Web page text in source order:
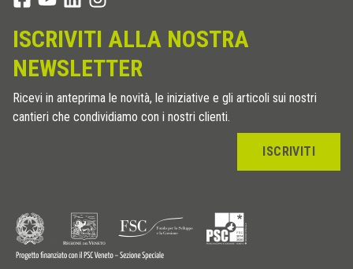
ISCRIVITI ALLA NOSTRA
NEWSLETTER
Ricevi in anteprima le novità, le iniziative e gli articoli sui nostri
cantieri che condividiamo con i nostri clienti.
ISCRIVITI